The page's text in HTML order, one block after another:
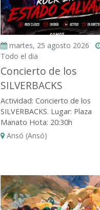
martes, 25 agosto 2026
Todo el dia
Concierto de los
SILVERBACKS
Actividad: Concierto de los
SILVERBACKS. Lugar: Plaza
Manato Hota: 20:30h
Ansó (Ansó)